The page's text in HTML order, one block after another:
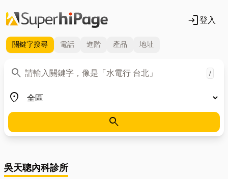
login登入
關鍵字搜尋 電話 進階 產品 地址
search
關鍵字 /
place
地區
search
吳天聰內科診所